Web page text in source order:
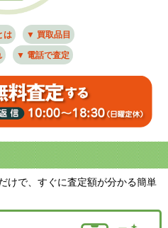
は ▼ 買取品目
▼ 電話で査定
けで、すぐに査定額が分かる簡単